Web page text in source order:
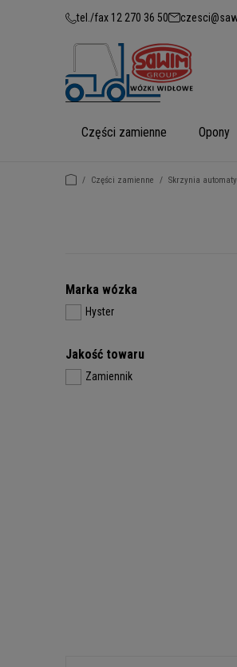
tel./fax 12 270 36 50
Części zamienne Opony
/ Części zamienne / Skrzynia
Marka wózka
Hyster
Jakość towaru
Zamiennik